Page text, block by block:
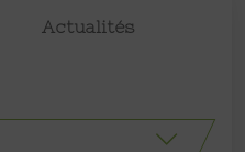
Actualités